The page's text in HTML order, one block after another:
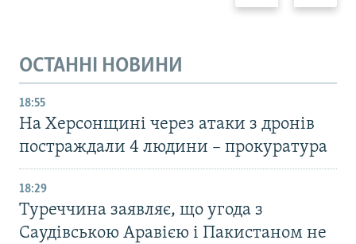
ОСТАННІ НОВИНИ
18:55
На Херсонщині через атаки з дронів
постраждали 4 людини – прокуратура
18:29
Туреччина заявляє, що угода з
Саудівською Аравією і Пакистаном не